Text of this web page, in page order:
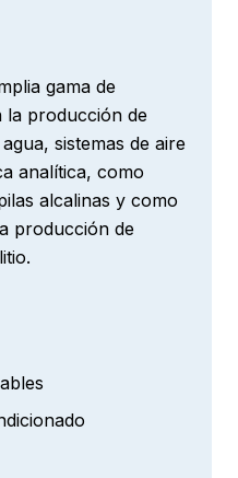
gama de
la producción de
sistemas de aire
analítica, como
alcalinas y como
producción de